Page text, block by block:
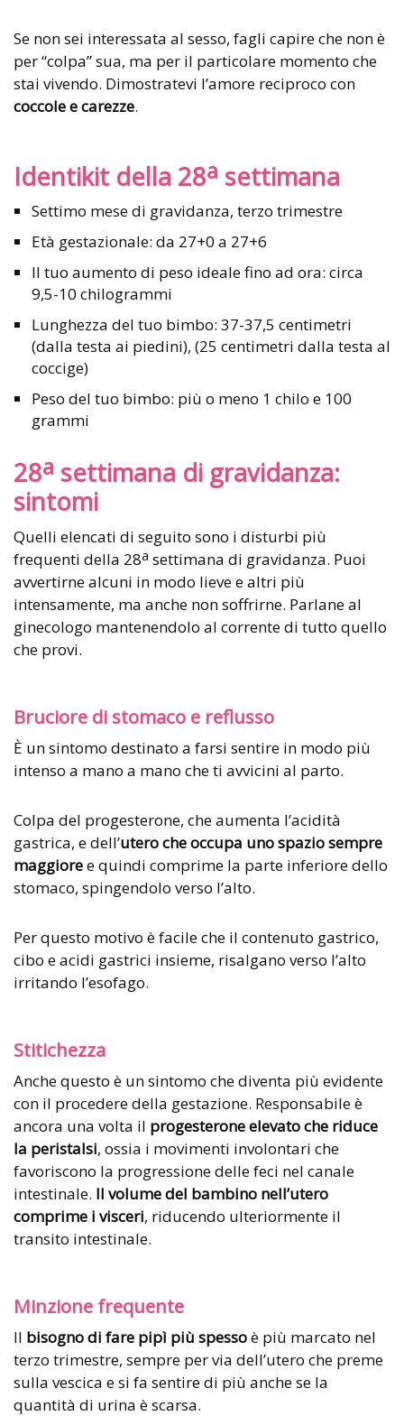
Se non sei interessata al sesso, fagli capire che non è
per “colpa” sua, ma per il particolare momento che
stai vivendo. Dimostratevi l’amore reciproco con
coccole e carezze.
Identikit della 28a settimana
Settimo mese di gravidanza, terzo trimestre
Età gestazionale: da 27+0 a 27+6
Il tuo aumento di peso ideale fino ad ora: circa
9,5-10 chilogrammi
Lunghezza del tuo bimbo: 37-37,5 centimetri
(dalla testa ai piedini), (25 centimetri dalla testa al
coccige)
Peso del tuo bimbo: più o meno 1 chilo e 100
grammi
28a settimana di gravidanza:
sintomi
Quelli elencati di seguito sono i disturbi più
frequenti della 28a settimana di gravidanza. Puoi
avvertirne alcuni in modo lieve e altri più
intensamente, ma anche non soffrirne. Parlane al
ginecologo mantenendolo al corrente di tutto quello
che provi.
Bruciore di stomaco e reflusso
È un sintomo destinato a farsi sentire in modo più
intenso a mano a mano che ti avvicini al parto.
Colpa del progesterone, che aumenta l’acidità
gastrica, e dell’utero che occupa uno spazio sempre
maggioree quindi comprime la parte inferiore dello
stomaco, spingendolo verso l’alto.
Per questo motivo è facile che il contenuto gastrico,
cibo e acidi gastrici insieme, risalgano verso l’alto
irritando l’esofago.
Stitichezza
Anche questo è un sintomo che diventa più evidente
con il procedere della gestazione. Responsabile è
ancora una volta il progesterone elevato che riduce
la peristalsi, ossia i movimenti involontari che
favoriscono la progressione delle feci nel canale
intestinale. Il volume del bambino nell’utero
comprime i visceri, riducendo ulteriormente il
transito intestinale.
Minzione frequente
Il bisogno di fare pipì più spessoè più marcato nel
terzo trimestre, sempre per via dell’utero che preme
sulla vescica e si fa sentire di più anche se la
quantità di urina è scarsa.